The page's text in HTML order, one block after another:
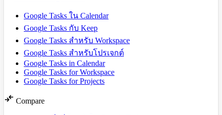
Google Tasks ใน Calendar
Google Tasks กับ Keep
Google Tasks สำหรับ Workspace
Google Tasks สำหรับโปรเจกต์
Google Tasks in Calendar
Google Tasks for Workspace
Google Tasks for Projects
compare_arrows Compare